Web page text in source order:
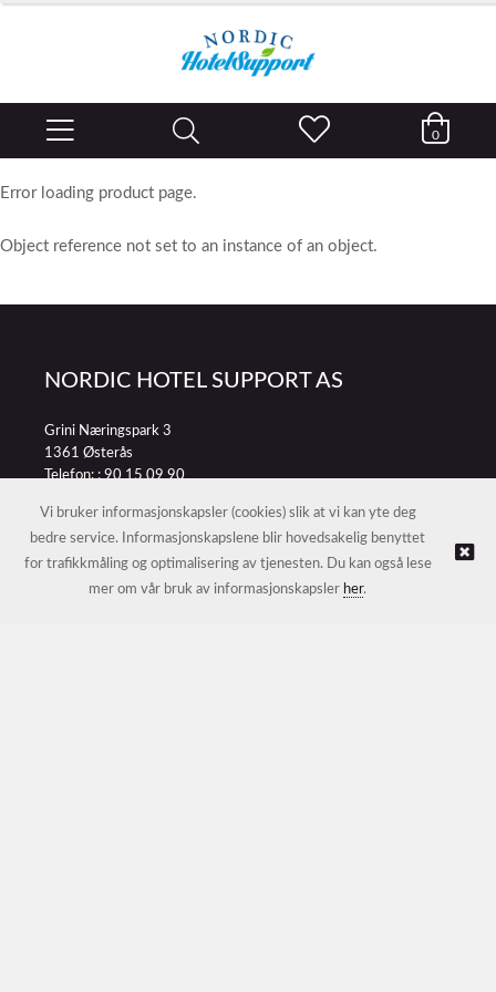
0
Error loading product page.
Object reference not set to an instance of an object.
NORDIC HOTEL SUPPORT AS
Grini Næringspark 3
1361 Østerås
Telefon: :90 15 09 90
© NORDIC HOTEL SUPPORT AS |Nettbutikk levert av Kréatif
Vi bruker informasjonskapsler (cookies) slik at vi kan yte deg
bedre service. Informasjonskapslene blir hovedsakelig benyttet
for trafikkmåling og optimalisering av tjenesten. Du kan også lese
mer om vår bruk av informasjonskapsler her.